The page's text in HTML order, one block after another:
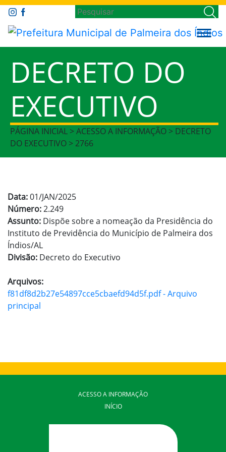
DECRETO DO
EXECUTIVO
PÁGINA INICIAL > ACESSO A INFORMAÇÃO > DECRETO
DO EXECUTIVO > 2766
Data:01/JAN/2025
Número:2.249
Assunto: Dispõe sobre a nomeação da Presidência do
Instituto de Previdência do Município de Palmeira dos
Índios/AL
Divisão: Decreto do Executivo
Arquivos:
f81df8d2b27e54897cce5cbaefd94d5f.pdf - Arquivo
principal
ACESSO A INFORMAÇÃO
INÍCIO